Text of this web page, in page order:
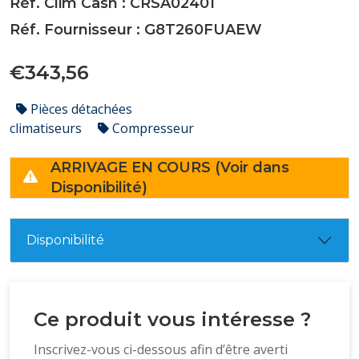
Réf. Fournisseur : G8T260FUAEW
€343,56
Pièces détachées
climatiseurs
Compresseur
ARRIVAGE EN COURS (Voir dans
Disponibilité)
Disponibilité
Ce produit vous intéresse ?
Inscrivez-vous ci-dessous afin d’être averti